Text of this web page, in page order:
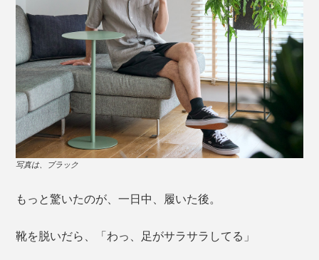
写真は、ブラック
もっと驚いたのが、一日中、履いた後。
靴を脱いだら、「わっ、足がサラサラしてる」